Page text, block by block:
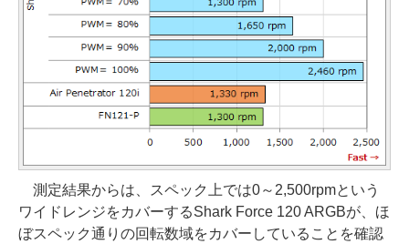
測定結果からは、スペック上では0～2,500rpmという
ワイドレンジをカバーするShark Force 120 ARGBが、ほ
ぼスペック通りの回転数域をカバーしていることを確認